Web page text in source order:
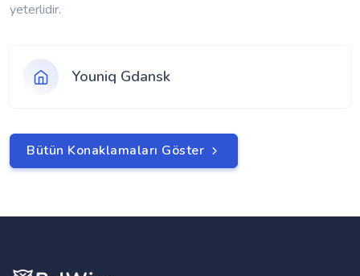
yeterlidir.
Youniq Gdansk
Bütün Konaklamaları Göster